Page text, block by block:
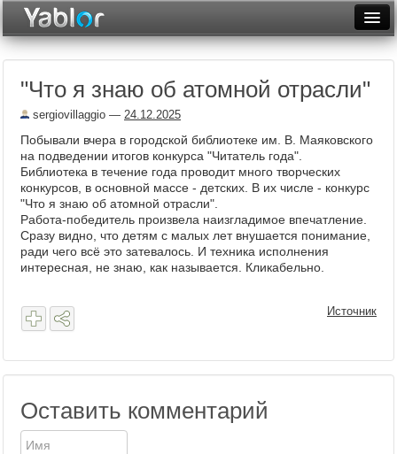
Неделя
Месяц
Рейтинги
Архив
Видеотоп
"Что я знаю об атомной отрасли"
sergiovillaggio — 24.12.2025
Побывали вчера в городской библиотеке им. В. Маяковского
на подведении итогов конкурса "Читатель года".
Библиотека в течение года проводит много творческих
конкурсов, в основной массе - детских. В их числе - конкурс
"Что я знаю об атомной отрасли".
Работа-победитель произвела наизгладимое впечатление.
Сразу видно, что детям с малых лет внушается понимание,
ради чего всё это затевалось. И техника исполнения
интересная, не знаю, как называется. Кликабельно.
Источник
Оставить комментарий